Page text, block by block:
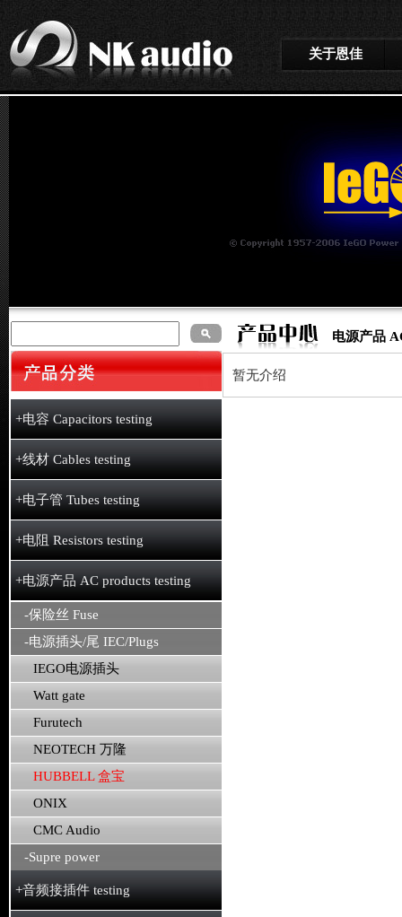
关于恩佳
+电容 Capacitors testing
+线材 Cables testing
+电子管 Tubes testing
+电阻 Resistors testing
+电源产品 AC products testing
-保险丝 Fuse
-电源插头/尾 IEC/Plugs
IEGO电源插头
Watt gate
Furutech
NEOTECH 万隆
HUBBELL 盒宝
ONIX
CMC Audio
-Supre power
+音频接插件 testing
电源产品
暂无介绍